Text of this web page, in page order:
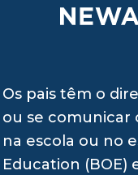
Os pais têm o
ou se comunicar
na escola ou no
Education (BOE)